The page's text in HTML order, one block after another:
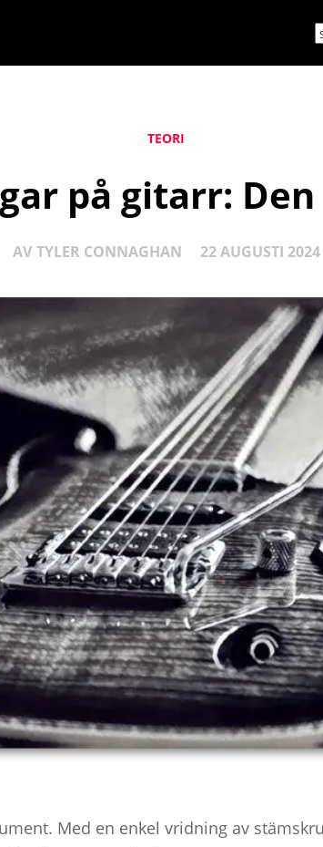
TEORI
på gitarr:
AV TYLER CONNAGHAN 22 AUGUSTI 2024
Med en enkel vridning av